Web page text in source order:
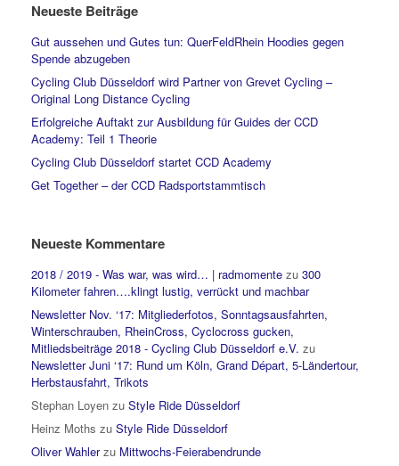
Neueste Beiträge
Gut aussehen und Gutes tun: QuerFeldRhein Hoodies gegen
Spende abzugeben
Cycling Club Düsseldorf wird Partner von Grevet Cycling –
Original Long Distance Cycling
Erfolgreiche Auftakt zur Ausbildung für Guides der CCD
Academy: Teil 1 Theorie
Cycling Club Düsseldorf startet CCD Academy
Get Together – der CCD Radsportstammtisch
Neueste Kommentare
2018 / 2019 - Was war, was wird… | radmomente zu 300
Kilometer fahren….klingt lustig, verrückt und machbar
Newsletter Nov. ‘17: Mitgliederfotos, Sonntagsausfahrten,
Winterschrauben, RheinCross, Cyclocross gucken,
Mitliedsbeiträge 2018 - Cycling Club Düsseldorf e.V. zu
Newsletter Juni ‘17: Rund um Köln, Grand Départ, 5-Ländertour,
Herbstausfahrt, Trikots
Stephan Loyen zu Style Ride Düsseldorf
Heinz Moths zu Style Ride Düsseldorf
Oliver Wahlerzu Mittwochs-Feierabendrunde